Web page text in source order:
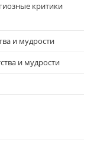
критики
и мудрости
и мудрости